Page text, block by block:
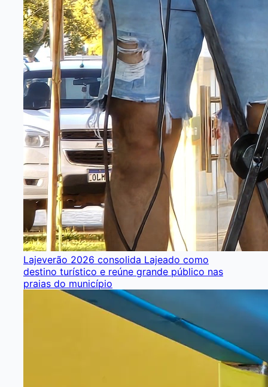
Lajeverão 2026 consolida Lajeado como
destino turístico e reúne grande público nas
praias do município